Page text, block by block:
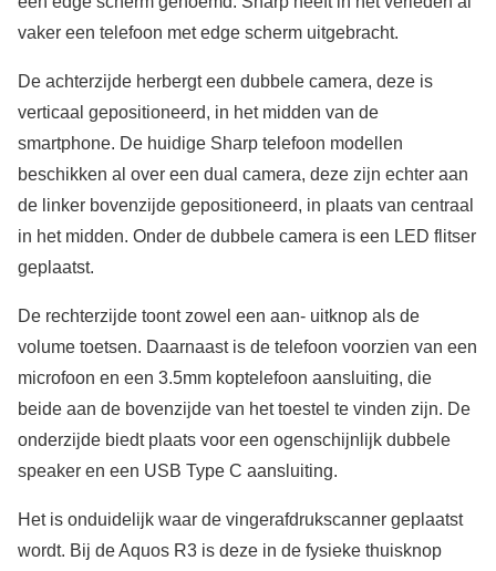
vaker een telefoon met edge scherm uitgebracht.
De achterzijde herbergt een dubbele camera, deze is
verticaal gepositioneerd, in het midden van de
smartphone. De huidige Sharp telefoon modellen
beschikken al over een dual camera, deze zijn echter aan
de linker bovenzijde gepositioneerd, in plaats van centraal
in het midden. Onder de dubbele camera is een LED flitser
geplaatst.
De rechterzijde toont zowel een aan- uitknop als de
volume toetsen. Daarnaast is de telefoon voorzien van een
microfoon en een 3.5mm koptelefoon aansluiting, die
beide aan de bovenzijde van het toestel te vinden zijn. De
onderzijde biedt plaats voor een ogenschijnlijk dubbele
speaker en een USB Type C aansluiting.
Het is onduidelijk waar de vingerafdrukscanner geplaatst
wordt. Bij de Aquos R3 is deze in de fysieke thuisknop